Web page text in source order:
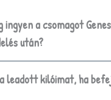
ingyen a csomagot
után?
leadott kilóimat, ha